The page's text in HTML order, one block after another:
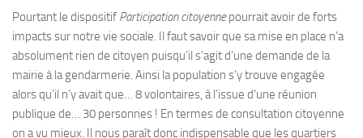
Pourtant le dispositif Participation citoyennepourrait avoir de forts
impacts sur notre vie sociale. Il faut savoir que sa mise en place n’a
absolument rien de citoyen puisqu’il s’agit d’une demande de la
mairie à la gendarmerie. Ainsi la population s’y trouve engagée
alors qu’il n’y avait que… 8 volontaires, à l’issue d’une réunion
publique de… 30 personnes ! En termes de consultation citoyenne
on a vu mieux. Il nous paraît donc indispensable que les quartiers